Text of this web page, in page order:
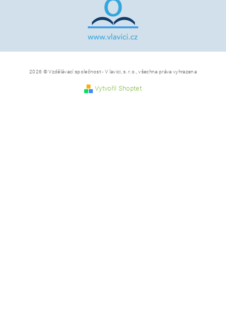
2026 © Vzdělávací společnost - V lavici, s. r. o., všechna práva vyhrazena
Vytvořil Shoptet